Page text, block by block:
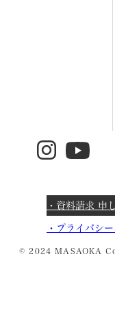
・資料請求 申
・ プライバシ
© 2024 MASAOKA